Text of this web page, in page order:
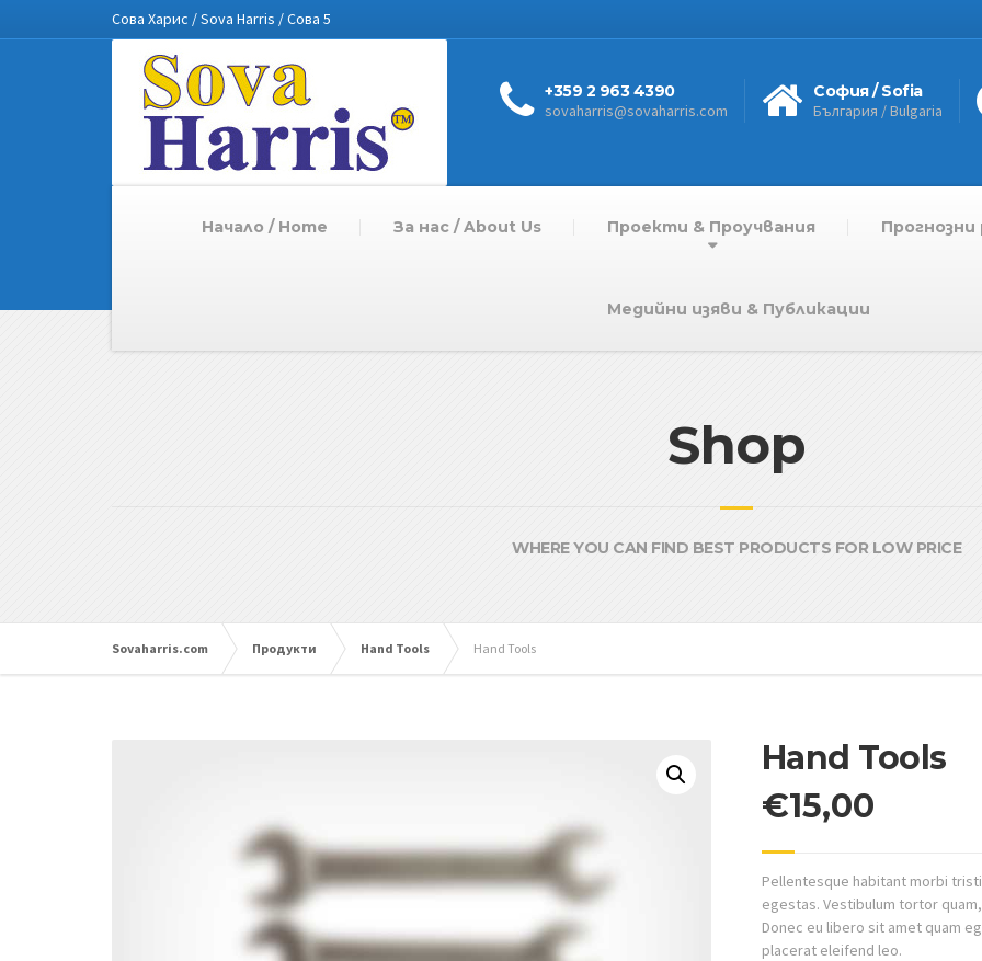
Сова Харис / Sova Harris / Сова 5
+359 2 963 4390
sovaharris@sovaharris.com
София / Sofia
България / Bulgaria
Начало / Home За нас / About Us Проекти & Проучвания Прогнозни
Медийни изяви & Публикации
Shop
WHERE YOU CAN FIND BEST PRODUCTS FOR LOW PRICE
Sovaharris.com Продукти Hand Tools Hand Tools
Hand Tools
€15,00
Pellentesque habitant morbi
egestas. Vestibulum tortor
Donec eu libero sit amet quam
placerat eleifend leo.